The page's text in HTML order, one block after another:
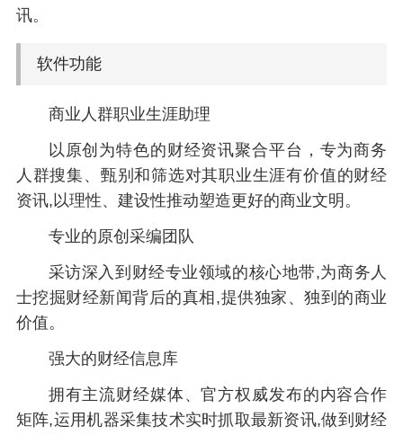
讯。
软件功能
商业人群职业生涯助理
以原创为特色的财经资讯聚合平台，专为商务
人群搜集、甄别和筛选对其职业生涯有价值的财经
资讯,以理性、建设性推动塑造更好的商业文明。
专业的原创采编团队
采访深入到财经专业领域的核心地带,为商务人
士挖掘财经新闻背后的真相,提供独家、独到的商业
价值。
强大的财经信息库
拥有主流财经媒体、官方权威发布的内容合作
矩阵,运用机器采集技术实时抓取最新资讯,做到财经